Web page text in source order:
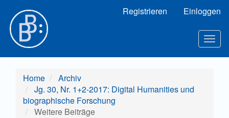
Hauptinhalt
Sidebar
Registrieren Einloggen
Home
Archiv
Jg. 30, Nr. 1+2-2017: Digital Humanities und
biographische Forschung
Weitere Beiträge